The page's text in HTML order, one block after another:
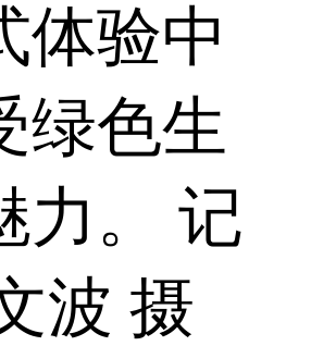
体验中
绿色生
力。 记
波 摄